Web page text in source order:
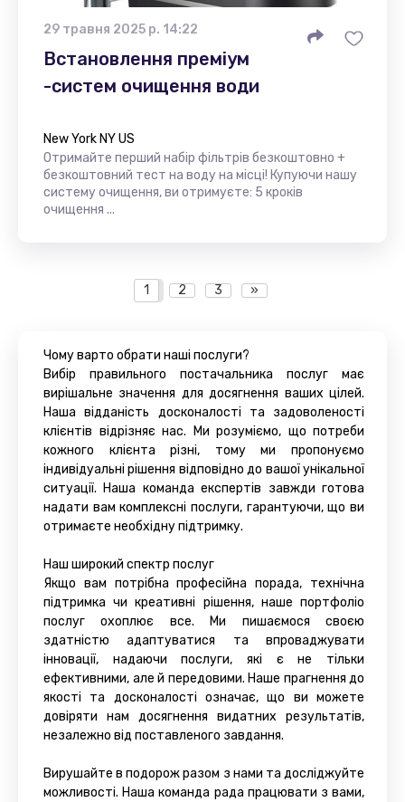
29 травня 2025 р. 14:22
Встановлення преміум
-систем очищення води
New York NY US
Отримайте перший набір фільтрів безкоштовно +
безкоштовний тест на воду на місці! Купуючи нашу
систему очищення, ви отримуєте: 5 кроків
очищення ...
1 2 3 »
Чому варто обрати наші послуги?
Вибір правильного постачальника послуг має
вирішальне значення для досягнення ваших цілей.
Наша відданість досконалості та задоволеності
клієнтів відрізняє нас. Ми розуміємо, що потреби
кожного клієнта різні, тому ми пропонуємо
індивідуальні рішення відповідно до вашої унікальної
ситуації. Наша команда експертів завжди готова
надати вам комплексні послуги, гарантуючи, що ви
отримаєте необхідну підтримку.
Наш широкий спектр послуг
Якщо вам потрібна професійна порада, технічна
підтримка чи креативні рішення, наше портфоліо
послуг охоплює все. Ми пишаємося своєю
здатністю адаптуватися та впроваджувати
інновації, надаючи послуги, які є не тільки
ефективними, але й передовими. Наше прагнення до
якості та досконалості означає, що ви можете
довіряти нам досягнення видатних результатів,
незалежно від поставленого завдання.
Вирушайте в подорож разом з нами та досліджуйте
можливості. Наша команда рада працювати з вами,